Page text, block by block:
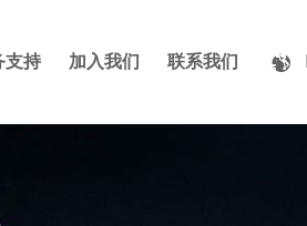
支持 加入我们 联系我们